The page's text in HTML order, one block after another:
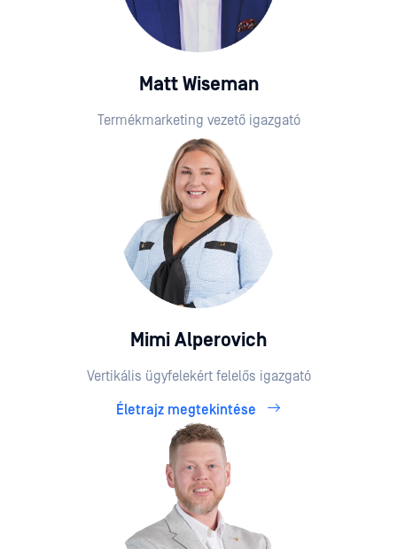
Matt Wiseman
Termékmarketing vezető igazgató
Mimi Alperovich
Vertikális ügyfelekért felelős igazgató
Életrajz megtekintése